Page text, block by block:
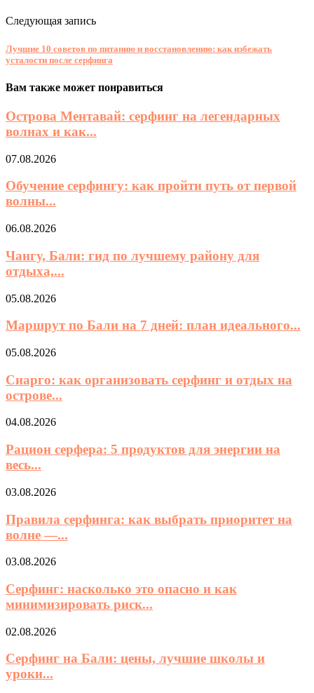
Следующая запись
Лучшие 10 советов по питанию и восстановлению: как избежать
усталости после серфинга
Вам также может понравиться
Острова Ментавай: серфинг на легендарных
волнах и как...
07.08.2026
Обучение серфингу: как пройти путь от первой
волны...
06.08.2026
Чангу, Бали: гид по лучшему району для
отдыха,...
05.08.2026
Маршрут по Бали на 7 дней: план идеального...
05.08.2026
Сиарго: как организовать серфинг и отдых на
острове...
04.08.2026
Рацион серфера: 5 продуктов для энергии на
весь...
03.08.2026
Правила серфинга: как выбрать приоритет на
волне —...
03.08.2026
Серфинг: насколько это опасно и как
минимизировать риск...
02.08.2026
Серфинг на Бали: цены, лучшие школы и
уроки...